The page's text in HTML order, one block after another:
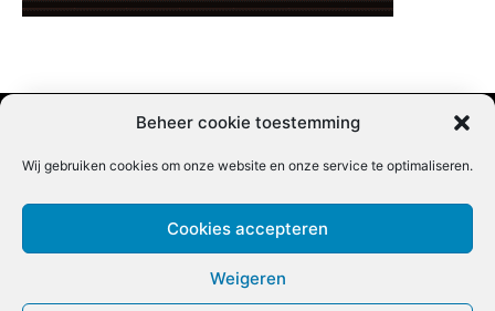
Beheer cookie toestemming
Wij gebruiken cookies om onze website en onze service te optimaliseren.
Cookies accepteren
Weigeren
Nieuwsbrief inschrijven | Partner content